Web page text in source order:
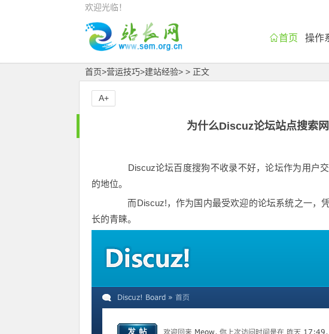
欢迎光临！
首页 操作
首页>营运技巧>建站经验> > 正文
为什么Discuz论坛站点搜索
Discuz论坛百度搜狗不收录不好，论坛作为用户交
的地位。
而Discuz!，作为国内最受欢迎的论坛系统之一，
长的青睐。
A+